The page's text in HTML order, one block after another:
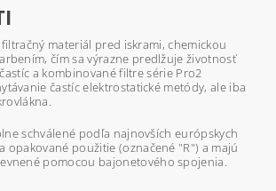
materiál pred iskrami, chemickou
čím sa výrazne predlžuje životnosť
a kombinované filtre série Pro2
častíc elektrostatické metódy, ale iba
schválené podľa najnovších európskych
opakované použitie (označené "R") a majú
pomocou bajonetového spojenia.